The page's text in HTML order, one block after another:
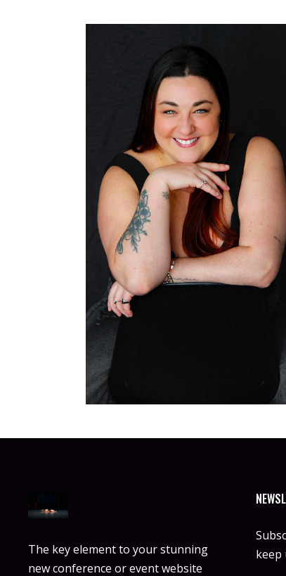
The key element to your stunning
new conference or event website
keep